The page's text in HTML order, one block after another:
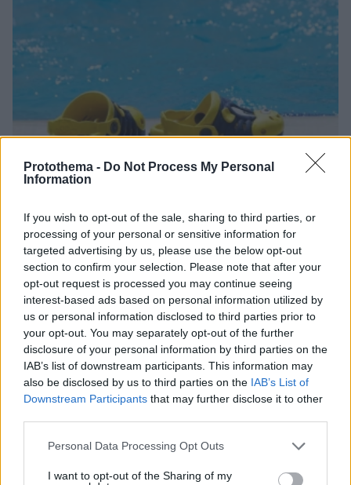
Protothema - Do Not Process My Personal
Information
If you wish to opt-out of the sale, sharing to third parties, or
processing of your personal or sensitive information for
targeted advertising by us, please use the below opt-out
section to confirm your selection. Please note that after your
opt-out request is processed you may continue seeing
interest-based ads based on personal information utilized by
us or personal information disclosed to third parties prior to
your opt-out. You may separately opt-out of the further
disclosure of your personal information by third parties on the
IAB’s list of downstream participants. This information may
also be disclosed by us to third parties on the IAB’s List of
Downstream Participants that may further disclose it to other
Please note that this website/app uses one or more Google
not limited to your visit or usage behaviour. You may click to
Personal Data Processing Opt Outs
I want to opt-out of the Sharing of my
Τραγωδία στην Πάρο: Πνίγηκε 4χρονος σε πισίνα
beach bar, βούτηξε ο μπάρμαν για να τον σώσει
08.08.2026, 19:36